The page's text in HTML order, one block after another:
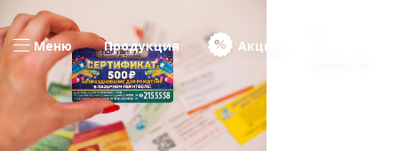
Меню Продукция
Акции